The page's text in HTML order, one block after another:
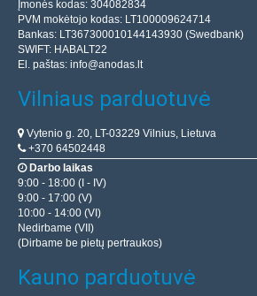
Įmonės kodas: 304082834
PVM mokėtojo kodas: LT100009624714
Bankas: LT367300010144143930 (Swedbank)
SWIFT: HABALT22
El. paštas: info@anodas.lt
Vilniaus parduotuvė
Vytenio g. 20, LT-03229 Vilnius, Lietuva
+370 64502448
Darbo laikas
9:00 - 18:00 (I - IV)
9:00 - 17:00 (V)
10:00 - 14:00 (VI)
Nedirbame (VII)
(Dirbame be pietų pertraukos)
Kauno parduotuvė